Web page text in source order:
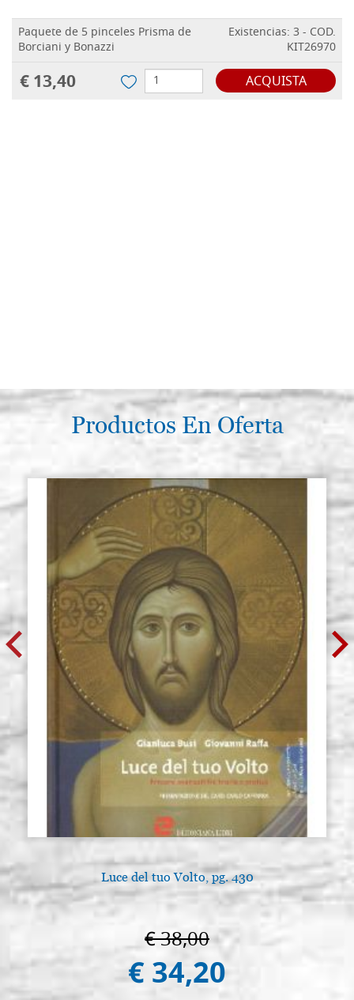
Paquete de 5 pinceles Prisma de
Borciani y Bonazzi
Existencias: 3 - COD.
KIT26970
€ 13,40 ACQUISTA
Productos En Oferta
Luce del tuo Volto, pg. 430
€ 38,00
€ 34,20